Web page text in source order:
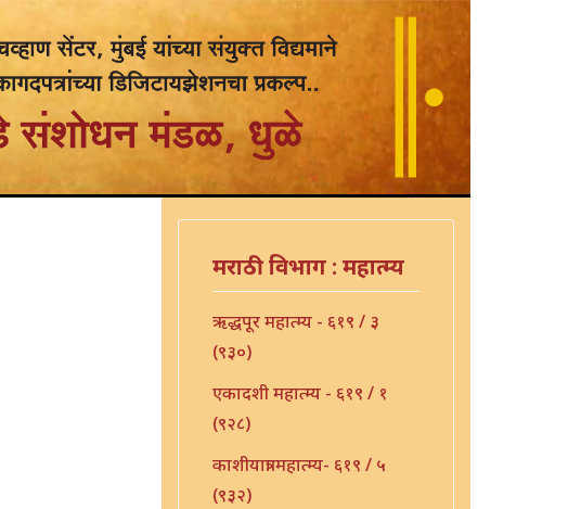
मराठी विभाग : महात्म्य
ऋद्धपूर महात्म्य - ६१९ / ३
(९३०)
एकादशी महात्म्य - ६१९ / १
(९२८)
काशीयात्रा महात्म्य- ६१९ / ५
(९३२)